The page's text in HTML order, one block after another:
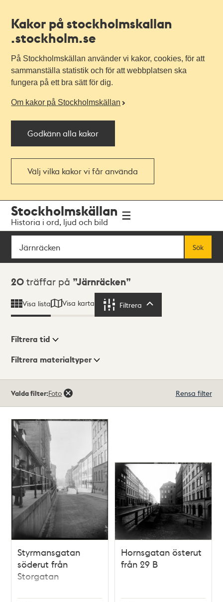
Kakor på stockholmskallan
.stockholm.se
På Stockholmskällan använder vi kakor, cookies, för att
sammanställa statistik och för att webbplatsen ska
fungera på ett bra sätt för dig.
Om kakor på Stockholmskällan
Godkänn alla kakor
Välj vilka kakor vi får använda
navigationen
huvudinnehållet
Stockholmskällan
Historia i ord, ljud och bild
Sök
Sök
Sökresultat
20 träffar på Järnräcken
Visa lista Visa karta Filtrera
Visningsläge
Filtrera tid
Filtrera materialtyper
träffar
Valda filter:Foto Rensa filter
Styrmansgatan
söderut från
Storgatan
Hornsgatan österut
från 29 B